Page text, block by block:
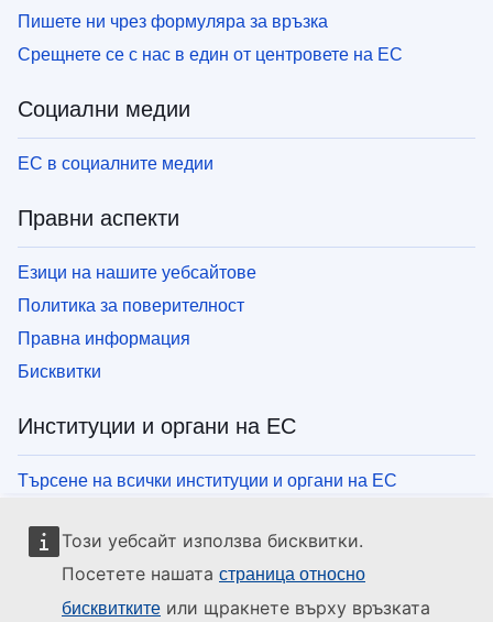
Този уебсайт използва бисквитки.
Посетете нашата страница относно
бисквитките или щракнете върху връзката
Пишете ни чрез формуляра за връзка
Срещнете се с нас в един от центровете на ЕС
Социални медии
ЕС в социалните медии
Правни аспекти
Езици на нашите уебсайтове
Политика за поверителност
Правна информация
Бисквитки
Институции и органи на ЕС
Търсене на всички институции и органи на ЕС